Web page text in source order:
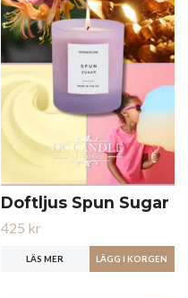
Doftljus Spun Sugar
425 kr
LÄS MER